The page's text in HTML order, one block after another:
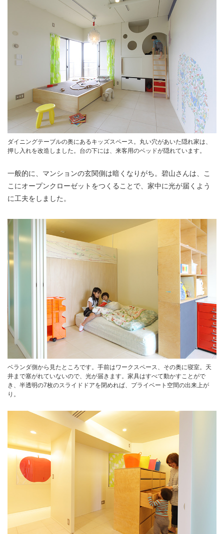
ダイニングテーブルの奥にあるキッズスペース。丸い穴があいた隠れ家は、
押し入れを改造しました。台の下には、来客用のベッドが隠れています。
一般的に、マンションの玄関側は暗くなりがち。碧山さんは、こ
こにオープンクローゼットをつくることで、家中に光が届くよう
に工夫をしました。
ベランダ側から見たところです。手前はワークスペース、その奥に寝室。天
井まで塞がれていないので、光が届きます。家具はすべて動かすことがで
き、半透明の7枚のスライドドアを閉めれば、プライベート空間の出来上が
り。